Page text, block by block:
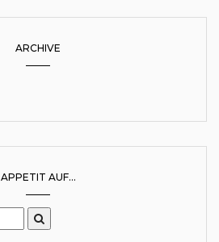
ARCHIVE
APPETIT AUF...